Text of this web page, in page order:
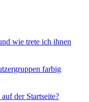
wie trete ich ihnen
farbig
der Startseite?